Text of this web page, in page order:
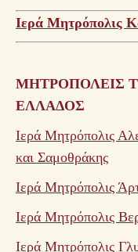
Ιερά Μητρόπολις
ΜΗΤΡΟΠΟΛΕΙΣ
ΕΛΛΑΔΟΣ
Ιερά Μητρόπολις
και Σαμοθράκης
Ιερά Μητρόπολις
Ιερά Μητρόπολις
Ιερά Μητρόπολις